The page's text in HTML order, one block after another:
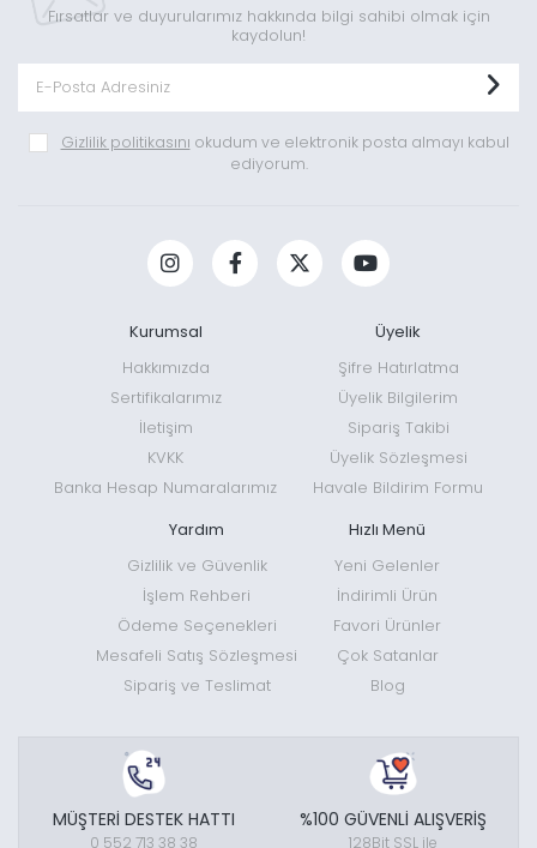
Fırsatlar ve duyurularımız hakkında bilgi sahibi olmak için
kaydolun!
Gizlilik politikasını okudum ve elektronik posta almayı kabul
ediyorum.
Kurumsal
Hakkımızda
Sertifikalarımız
İletişim
KVKK
Banka Hesap Numaralarımız
Üyelik
Şifre Hatırlatma
Üyelik Bilgilerim
Sipariş Takibi
Üyelik Sözleşmesi
Havale Bildirim Formu
Yardım
Gizlilik ve Güvenlik
İşlem Rehberi
Ödeme Seçenekleri
Mesafeli Satış Sözleşmesi
Sipariş ve Teslimat
Hızlı Menü
Yeni Gelenler
İndirimli Ürün
Favori Ürünler
Çok Satanlar
Blog
MÜŞTERİ DESTEK HATTI
0 552 713 38 38
%100 GÜVENLİ ALIŞVERİŞ
128Bit SSL ile